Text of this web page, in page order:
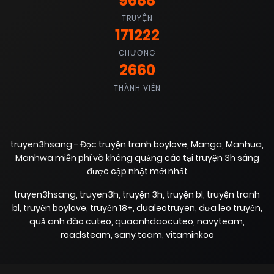
18/06/2025
Chapter 26(VIP) 18/06/2025
Chapter 25
Chapter 24(VIP) 18/06/2025
TRUYỆN
171222
CHƯƠNG
2660
THÀNH VIÊN
truyen3hsang - Đọc truyện tranh boylove, Manga, Manhua,
Manhwa miễn phí và không quảng cáo tại truyện 3h sáng
được cập nhật mới nhất
truyen3hsang, truyen3h, truyện 3h, truyện bl, truyện tranh
bl, truyện boylove, truyện 18+, dualeotruyen, dưa leo truyện,
quả anh đào cuteo, quaanhdaocuteo, navyteam,
roadsteam, sany team, vitaminkoo